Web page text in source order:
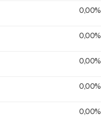
0,00%
0,00%
0,00%
0,00%
0,00%